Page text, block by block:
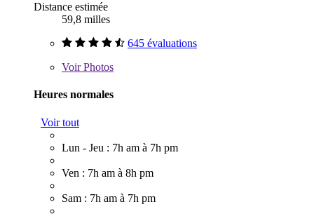
Distance estimée
59,8 milles
645 évaluations
VoirPhotos
Heures normales
Voir tout
Lun - Jeu : 7h am à 7h pm
Ven : 7h am à 8h pm
Sam : 7h am à 7h pm